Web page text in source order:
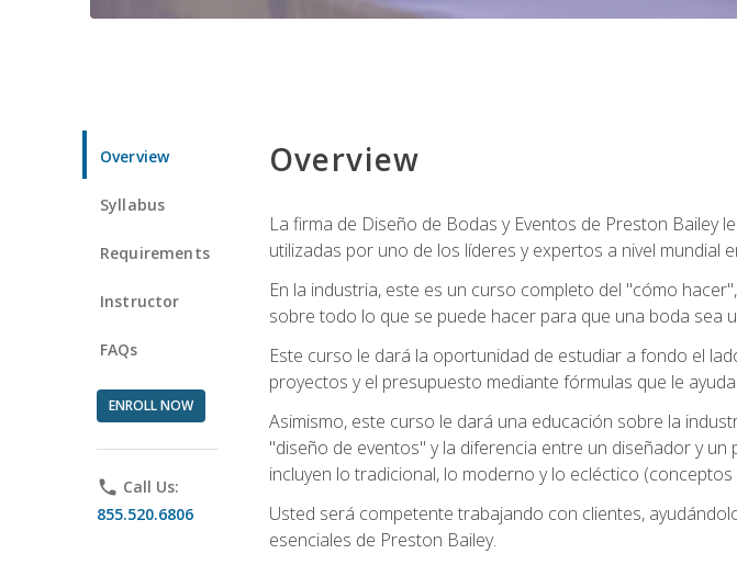
Overview
Syllabus
Requirements
Instructor
FAQs
ENROLL NOW
phone Call Us:
855.520.6806
Overview
La firma de Diseño de Bodas y Eventos de Preston Bailey
utilizadas por uno de los líderes y expertos a nivel mundial
En la industria, este es un curso completo del "cómo
sobre todo lo que se puede hacer para que una boda sea
Este curso le dará la oportunidad de estudiar a fondo el
proyectos y el presupuesto mediante fórmulas que le
Asimismo, este curso le dará una educación sobre la
"diseño de eventos" y la diferencia entre un diseñador y
incluyen lo tradicional, lo moderno y lo ecléctico
Usted será competente trabajando con clientes,
esenciales de Preston Bailey.